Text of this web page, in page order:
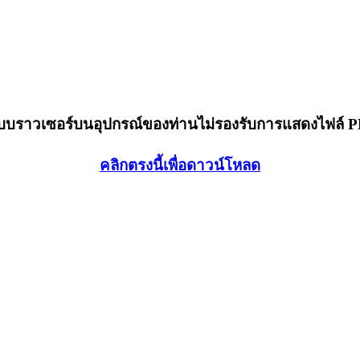
บราวเซอร์บนอุปกรณ์ของท่านไม่รองรับการแสดงไฟล์
คลิกตรงนี้เพื่อดาวน์โหลด